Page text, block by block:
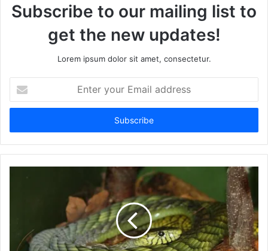
Subscribe to our mailing list to
get the new updates!
Lorem ipsum dolor sit amet, consectetur.
your
Email